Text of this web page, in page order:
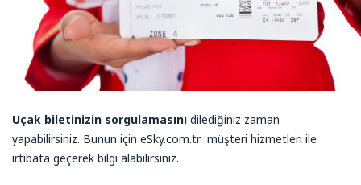
Uçak biletinizin sorgulamasını dilediğiniz zaman
yapabilirsiniz. Bunun için eSky.com.tr müşteri hizmetleri ile
irtibata geçerek bilgi alabilirsiniz.